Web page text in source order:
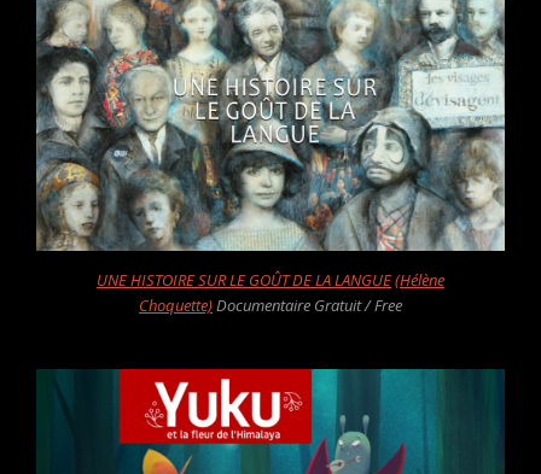
UNE HISTOIRE SUR LE GOÛT DE LA LANGUE(Hélène
Choquette)Documentaire Gratuit / Free